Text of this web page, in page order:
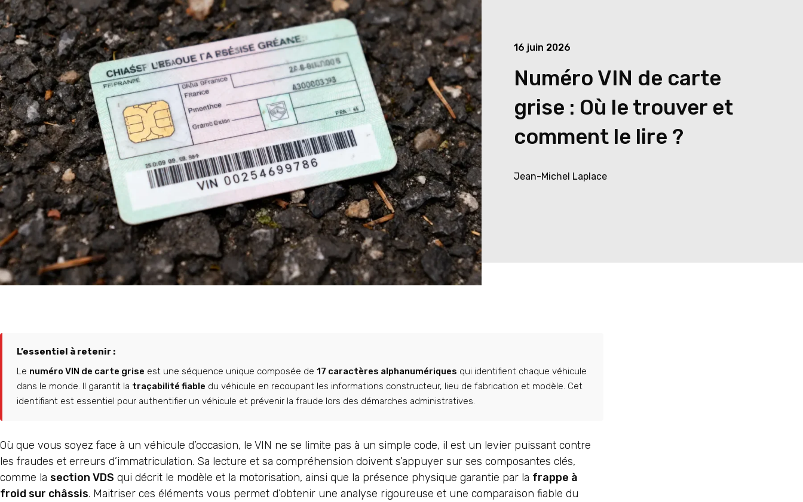
16 juin 2026
Numéro VIN de carte
grise : Où le trouver et
comment le lire ?
Jean-Michel Laplace
L’essentiel à retenir :
Le numéro VIN de carte grise est une séquence unique composée de 17 caractères alphanumériques qui identifient chaque véhicule
dans le monde. Il garantit la traçabilité fiable du véhicule en recoupant les informations constructeur, lieu de fabrication et modèle. Cet
identifiant est essentiel pour authentifier un véhicule et prévenir la fraude lors des démarches administratives.
Où que vous soyez face à un véhicule d’occasion, le VIN ne se limite pas à un simple code, il est un levier puissant contre
les fraudes et erreurs d’immatriculation. Sa lecture et sa compréhension doivent s’appuyer sur ses composantes clés,
comme la section VDS qui décrit le modèle et la motorisation, ainsi que la présence physique garantie par la frappe à
froid sur châssis. Maitriser ces éléments vous permet d’obtenir une analyse rigoureuse et une comparaison fiable du